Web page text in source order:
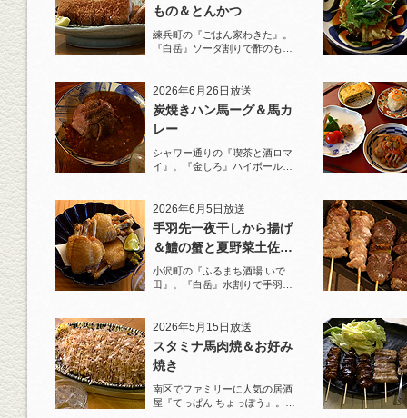
もの＆とんかつ
練兵町の『ごはん家わきた』。
『白岳』ソーダ割りで酢のもの
2026年6月26日放送
炭焼きハン馬ーグ＆馬カ
レー
シャワー通りの『喫茶と酒ロマ
イ』。『金しろ』ハイボールで
2026年6月5日放送
手羽先一夜干しから揚げ
＆鱧の蟹と夏野菜土佐酢
ジュレがけ
小沢町の『ふるまち酒場 いで
田』。『白岳』水割りで手羽先
2026年5月15日放送
スタミナ馬肉焼＆お好み
焼き
南区でファミリーに人気の居酒
屋『てっぱん ちょっぽう』。王